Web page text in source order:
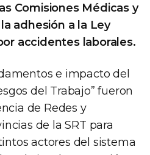
Comisiones Médicas y
adhesión a la Ley
accidentes laborales.
e impacto del
del Trabajo” fueron
de Redes y
de la SRT para
actores del sistema